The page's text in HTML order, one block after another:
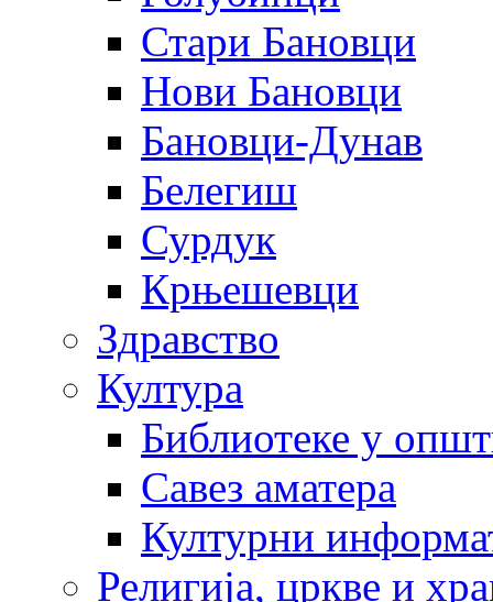
Стари Бановци
Нови Бановци
Бановци-Дунав
Белегиш
Сурдук
Крњешевци
Здравство
Култура
Библиотеке у
Савез аматера
Културни
Религија, цркве и